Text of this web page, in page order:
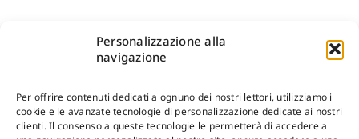
Personalizzazione alla
navigazione
Per offrire contenuti dedicati a ognuno dei nostri lettori, utilizziamo i
cookie e le avanzate tecnologie di personalizzazione dedicate ai nostri
clienti. Il consenso a queste tecnologie le permetterà di accedere a